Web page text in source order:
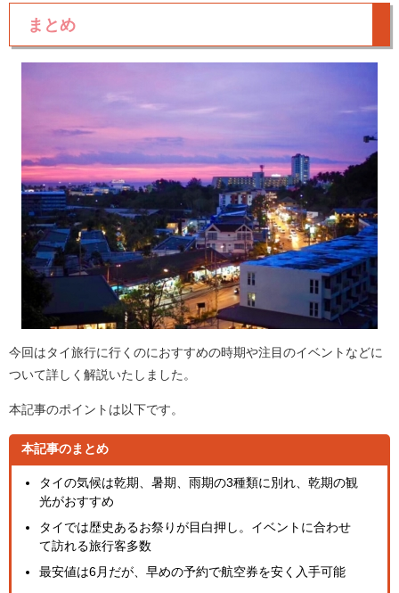
まとめ
今回はタイ旅行に行くのにおすすめの時期や注目のイベントなどに
ついて詳しく解説いたしました。
本記事のポイントは以下です。
本記事のまとめ
タイの気候は乾期、暑期、雨期の3種類に別れ、乾期の観
光がおすすめ
タイでは歴史あるお祭りが目白押し。イベントに合わせ
て訪れる旅行客多数
最安値は6月だが、早めの予約で航空券を安く入手可能